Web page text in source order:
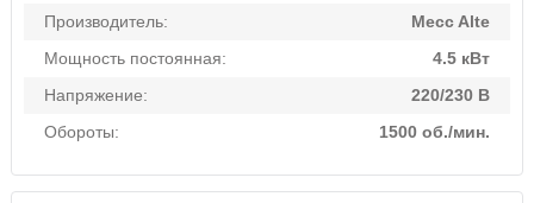
Производитель:
Mecc Alte
Мощность постоянная:
4.5 кВт
Напряжение:
220/230 В
Обороты:
1500 об./мин.